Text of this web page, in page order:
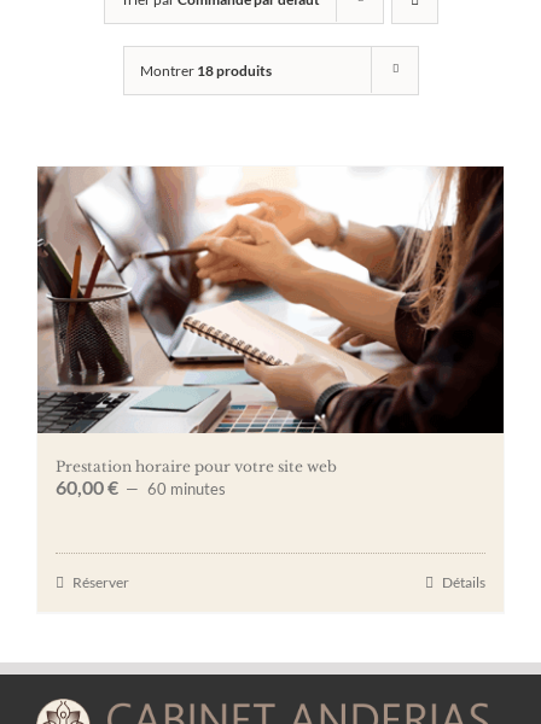
Montrer 18 produits
Prestation horaire pour votre site web
60,00€ 60 minutes
Réserver Détails